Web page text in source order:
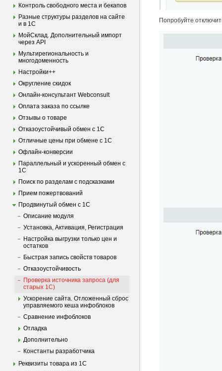
Контроль свободного места и бекапов
Разные структуры разделов на сайте
и в 1С
МойСклад. Дополнительный импорт
через API
Мультирегиональность и
многодоменность
Настройки++
Округление скидок
Онлайн-консультант Webconsult
Оплата заказа по ссылке
Отзывы о товаре
Отказоустойчивый обмен с 1С
Отличные цены при обмене с 1С
Офлайн-конверсии
Параллельный и ускоренный обмен с
1С
Поиск по разделам с подсказками
Прием пожертвований
Продвинутый обмен с 1С
Описание модуля
Установка, Активация, Регистрация
Настройка выгрузки только цен и
остатков
Быстрая запись свойств товаров
Отказоустойчивость
Проверка источника запроса (для
старых 1С)
Ускорение сайта. Отложенный сброс
управляемого кеша инфоблоков
Сравнение инфоблоков
Отладка
Дополнительно
Константы разработчика
Реквизиты товара из 1С
Попробуйте